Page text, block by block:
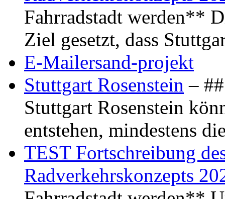
Fahrradstadt werden**
Ziel gesetzt, dass
E-Mailersand-projekt
Stuttgart Rosenstein –
Stuttgart Rosenstein
entstehen, mindestens
TEST Fortschreibung
Radverkehrskonzepts